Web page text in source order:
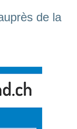
de la